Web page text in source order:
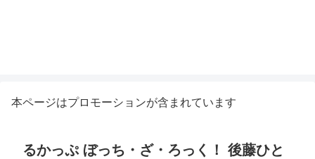
本ページはプロモーションが含まれています
るかっぷ ぼっち・ざ・ろっく！ 後藤ひと